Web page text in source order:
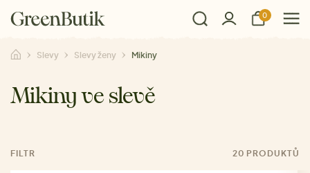
0
Slevy Slevy ženy Mikiny
Mikiny ve slevě
FILTR 20 PRODUKTŮ